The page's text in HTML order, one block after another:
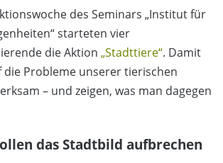
des Seminars „Institut für
starteten vier
die Aktion „Stadttiere“. Damit
die Probleme unserer tierischen
– und zeigen, was man dagegen
das Stadtbild aufbrechen